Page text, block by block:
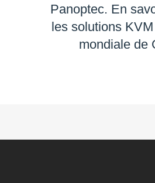
Panoptec. En
les solutions
mondiale de